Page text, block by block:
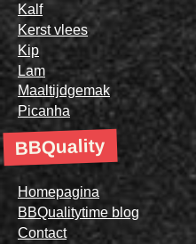
Kalf
Kerst vlees
Kip
Lam
Maaltijdgemak
Picanha
BBQuality
Homepagina
BBQualitytime blog
Contact